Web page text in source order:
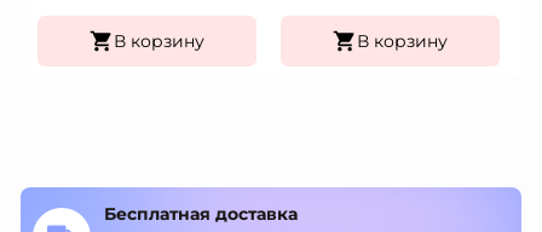
В корзину В корзину
Бесплатная доставка